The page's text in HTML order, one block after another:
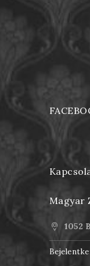
Magyar
1052